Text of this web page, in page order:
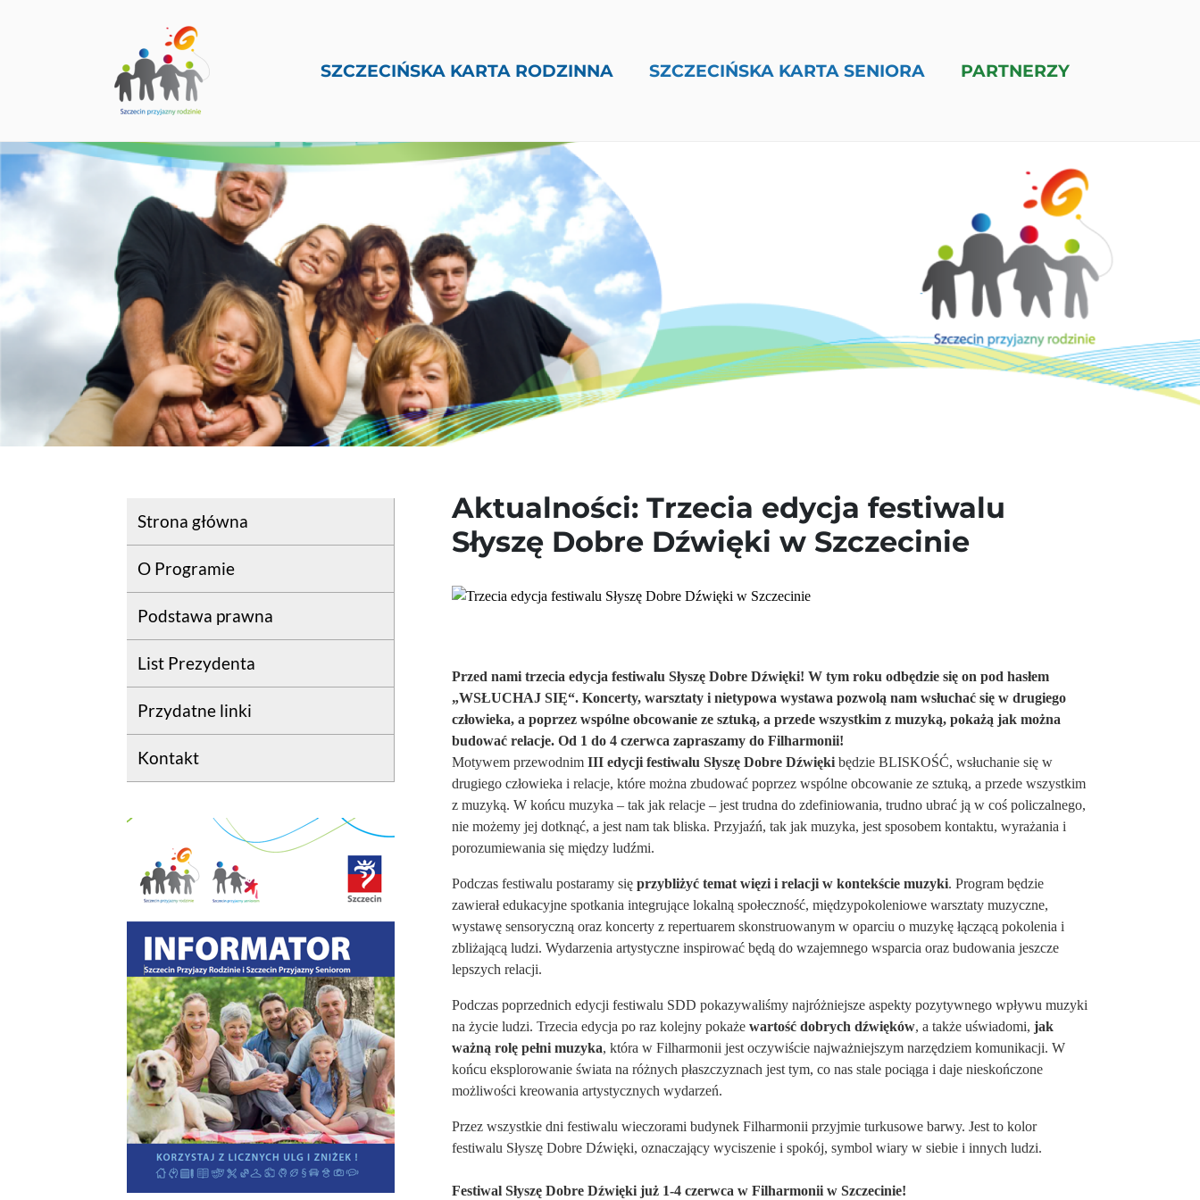
PRZEJDŹ DO TREŚCI
SZCZECIŃSKA KARTA RODZINNA SZCZECIŃSKA KARTA SENIORA PARTNERZY
Strona główna
O Programie
Podstawa prawna
List Prezydenta
Przydatne linki
Kontakt
Aktualności: Trzecia edycja festiwalu
Słyszę Dobre Dźwięki w Szczecinie
Przed nami trzecia edycja festiwalu Słyszę Dobre Dźwięki! W tym roku odbędzie się on pod hasłem
„WSŁUCHAJ SIĘ“. Koncerty, warsztaty i nietypowa wystawa pozwolą nam wsłuchać się w drugiego
człowieka, a poprzez wspólne obcowanie ze sztuką, a przede wszystkim z muzyką, pokażą jak można
budować relacje. Od 1 do 4 czerwca zapraszamy do Filharmonii!
Motywem przewodnim III edycji festiwalu Słyszę Dobre Dźwięki będzie BLISKOŚĆ, wsłuchanie się w
drugiego człowieka i relacje, które można zbudować poprzez wspólne obcowanie ze sztuką, a przede wszystkim
z muzyką. W końcu muzyka – tak jak relacje – jest trudna do zdefiniowania, trudno ubrać ją w coś policzalnego,
nie możemy jej dotknąć, a jest nam tak bliska. Przyjaźń, tak jak muzyka, jest sposobem kontaktu, wyrażania i
porozumiewania się między ludźmi.
Podczas festiwalu postaramy się przybliżyć temat więzi i relacji w kontekście muzyki. Program będzie
zawierał edukacyjne spotkania integrujące lokalną społeczność, międzypokoleniowe warsztaty muzyczne,
wystawę sensoryczną oraz koncerty z repertuarem skonstruowanym w oparciu o muzykę łączącą pokolenia i
zbliżającą ludzi. Wydarzenia artystyczne inspirować będą do wzajemnego wsparcia oraz budowania jeszcze
lepszych relacji.
Podczas poprzednich edycji festiwalu SDD pokazywaliśmy najróżniejsze aspekty pozytywnego wpływu muzyki
na życie ludzi. Trzecia edycja po raz kolejny pokaże wartość dobrych dźwięków, a także uświadomi, jak
ważną rolę pełni muzyka, która w Filharmonii jest oczywiście najważniejszym narzędziem komunikacji. W
końcu eksplorowanie świata na różnych płaszczyznach jest tym, co nas stale pociąga i daje nieskończone
możliwości kreowania artystycznych wydarzeń.
Przez wszystkie dni festiwalu wieczorami budynek Filharmonii przyjmie turkusowe barwy. Jest to kolor
festiwalu Słyszę Dobre Dźwięki, oznaczający wyciszenie i spokój, symbol wiary w siebie i innych ludzi.
Festiwal Słyszę Dobre Dźwięki już 1-4 czerwca w Filharmonii w Szczecinie!